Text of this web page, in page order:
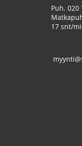
Puh. 020
17 snt/